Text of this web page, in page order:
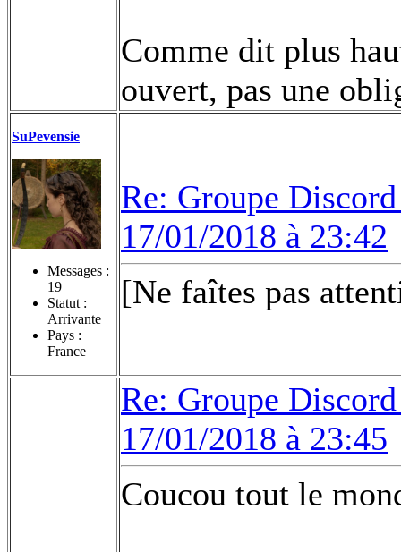
Comme dit plus
ouvert, pas une
SuPevensie
Messages :
19
Statut :
Arrivante
Pays :
France
Re: Groupe
17/01/2018 à 23:42
[Ne faîtes pas
Re: Groupe
17/01/2018 à 23:45
Coucou tout le